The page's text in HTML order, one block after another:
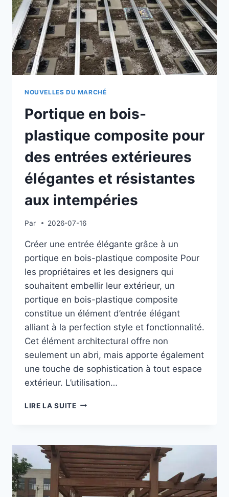
NOUVELLES DU MARCHÉ
Portique en bois-
plastique composite pour
des entrées extérieures
élégantes et résistantes
aux intempéries
Par 2026-07-16
Créer une entrée élégante grâce à un
portique en bois-plastique composite Pour
les propriétaires et les designers qui
souhaitent embellir leur extérieur, un
portique en bois-plastique composite
constitue un élément d’entrée élégant
alliant à la perfection style et fonctionnalité.
Cet élément architectural offre non
seulement un abri, mais apporte également
une touche de sophistication à tout espace
extérieur. L’utilisation…
LIRE LA SUITEPORTIQUE
COMPOSITE
POUR
DES
ENTRÉES
EXTÉRIEURES